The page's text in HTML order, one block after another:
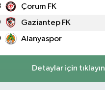
Çorum FK
Gaziantep FK
Alanyaspor
Detaylar için tıklayın